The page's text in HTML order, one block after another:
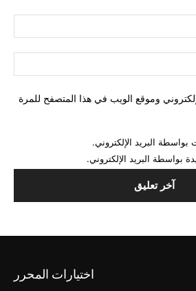
وموقع الويب في هذا المتصفح للمرة
بواسطة البريد الإلكتروني.
بواسطة البريد الإلكتروني.
اختيارات المحرر